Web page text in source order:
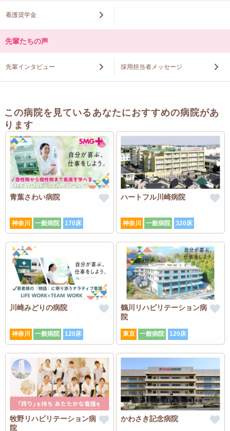
看護奨学金
先輩たちの声
先輩インタビュー 採用担当者メッセージ
この病院を見ているあなたにおすすめの病院があ
ります
青葉さわい病院
神奈川 一般病院 170床
ハートフル川崎病院
神奈川 一般病院 320床
川崎みどりの病院
神奈川 一般病院 120床
鶴川リハビリテーション病
院
東京 一般病院 120床
牧野リハビリテーション病
院
かわさき記念病院